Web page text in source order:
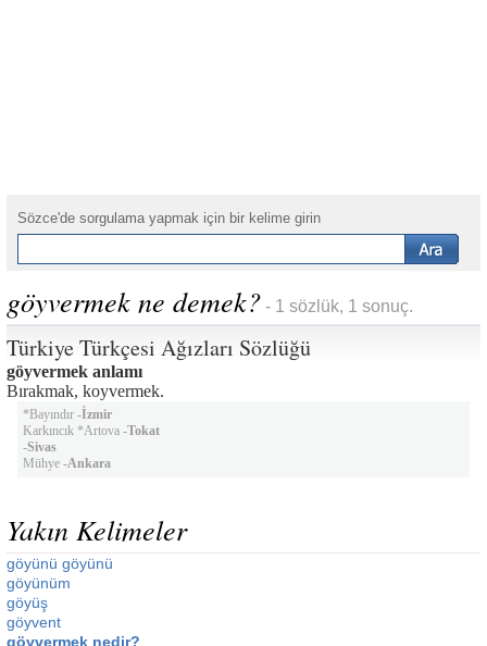
Sözce'de sorgulama yapmak için bir kelime girin
göyvermek ne demek? - 1 sözlük, 1 sonuç.
Türkiye Türkçesi Ağızları Sözlüğü
göyvermek anlamı
Bırakmak, koyvermek.
*Bayındır -İzmir
Karkıncık *Artova -Tokat
-Sivas
Mühye -Ankara
Yakın Kelimeler
göyünü göyünü
göyünüm
göyüş
göyvent
göyvermek nedir?